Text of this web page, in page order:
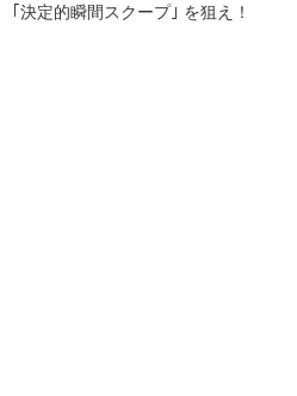
｢決定的瞬間スクープ｣ を狙え！